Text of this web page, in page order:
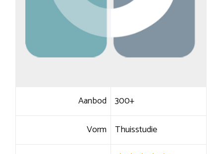
Aanbod 300+
Vorm Thuisstudie